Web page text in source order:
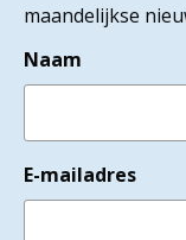
maandelijkse
Naam
E-mailadres